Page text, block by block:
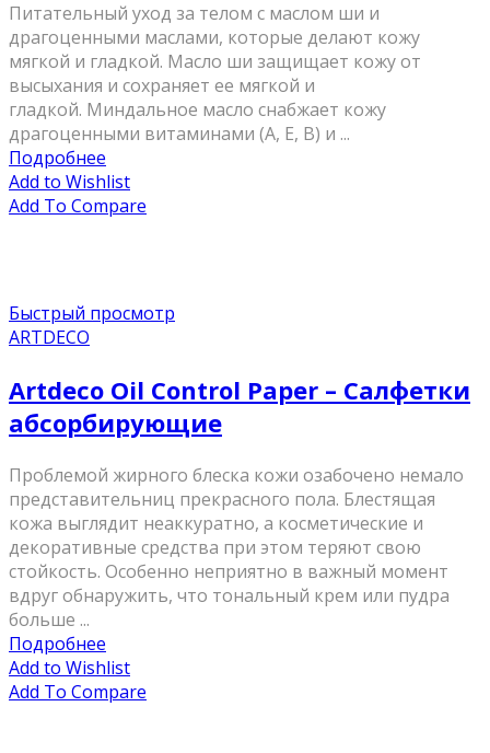
Питательный уход за телом с маслом ши и
драгоценными маслами, которые делают кожу
мягкой и гладкой. Масло ши защищает кожу от
высыхания и сохраняет ее мягкой и
гладкой. Миндальное масло снабжает кожу
драгоценными витаминами (А, Е, В) и ...
Подробнее
Add to Wishlist
Add To Compare
Быстрый просмотр
ARTDECO
Artdeco Oil Control Paper – Салфетки
абсорбирующие
Проблемой жирного блеска кожи озабочено немало
представительниц прекрасного пола. Блестящая
кожа выглядит неаккуратно, а косметические и
декоративные средства при этом теряют свою
стойкость. Особенно неприятно в важный момент
вдруг обнаружить, что тональный крем или пудра
больше ...
Подробнее
Add to Wishlist
Add To Compare